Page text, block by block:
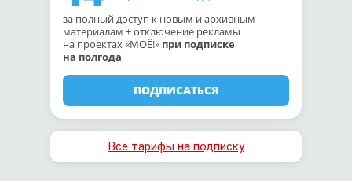
за полный доступ к новым и архивным
материалам + отключение рекламы
на проектах «МОЁ!» при подписке
на полгода
ПОДПИСАТЬСЯ
Все тарифы на подписку